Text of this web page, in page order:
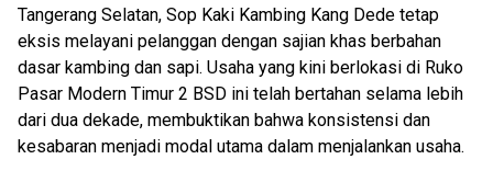
Tangerang Selatan, Sop Kaki Kambing Kang Dede tetap
eksis melayani pelanggan dengan sajian khas berbahan
dasar kambing dan sapi. Usaha yang kini berlokasi di Ruko
Pasar Modern Timur 2 BSD ini telah bertahan selama lebih
dari dua dekade, membuktikan bahwa konsistensi dan
kesabaran menjadi modal utama dalam menjalankan usaha.